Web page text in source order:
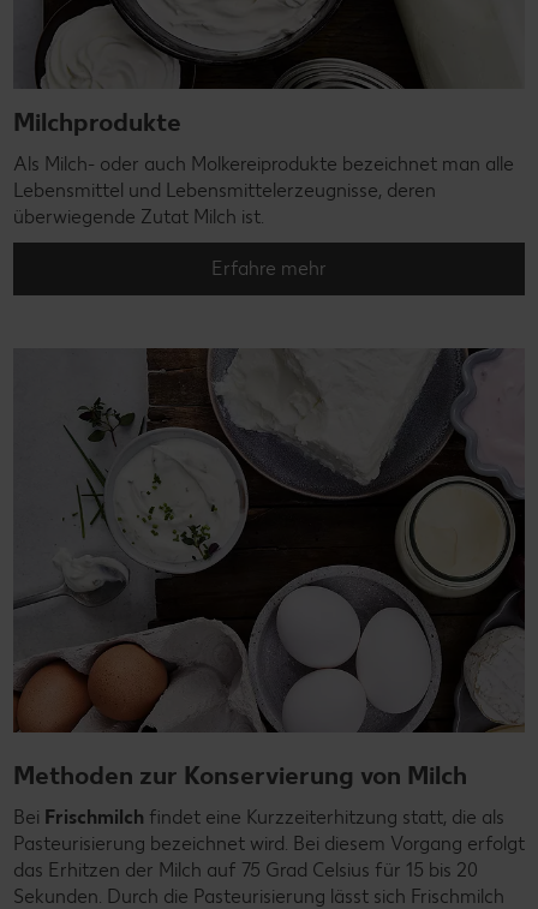
Milchprodukte
Als Milch- oder auch Molkereiprodukte bezeichnet man alle
Lebensmittel und Lebensmittelerzeugnisse, deren
überwiegende Zutat Milch ist.
Erfahre mehr
Methoden zur Konservierung von Milch
Bei Frischmilch findet eine Kurzzeiterhitzung statt, die als
Pasteurisierung bezeichnet wird. Bei diesem Vorgang erfolgt
das Erhitzen der Milch auf 75 Grad Celsius für 15 bis 20
Sekunden. Durch die Pasteurisierung lässt sich Frischmilch